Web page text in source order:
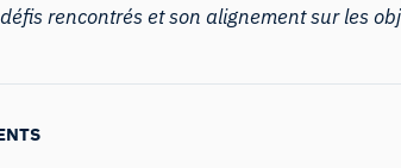
rencontrés et son alignement sur les